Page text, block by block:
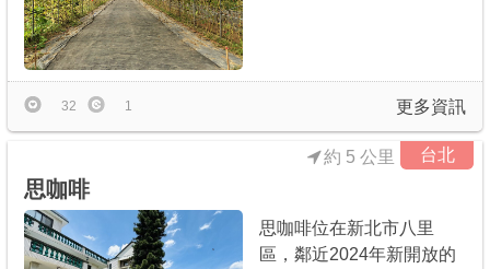
更多資訊
32 1
台北
約 5 公里
思咖啡
思咖啡位在新北市八里
區，鄰近2024年新開放的